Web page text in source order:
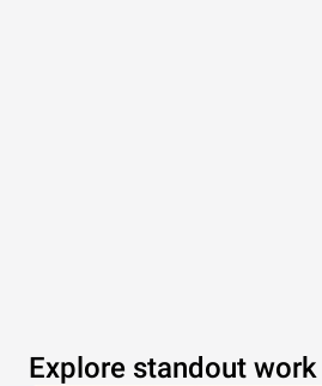
Explore standout